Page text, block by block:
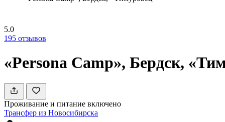
5.0
195 отзывов
«Persona Camp», Бердск,
Проживание и питание включено
Трансфер из Новосибирска